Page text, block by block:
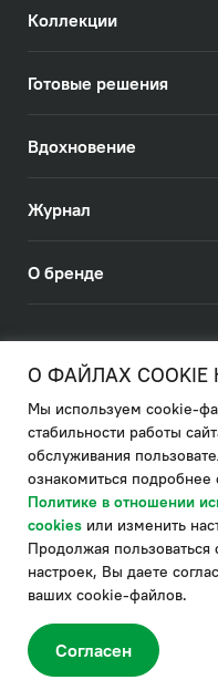
Коллекции
Готовые решения
Вдохновение
Журнал
О бренде
Политика в
Политика в области
по
Производитель
вносить изменения в
товара, не
О ФАЙЛАХ COOKIE
Мы используем cookie-
стабильности работы
обслуживания
ознакомиться
Политике в отношении
cookies или изменить
Продолжая
настроек, Вы даете
ваших cookie-файлов.
Согласен